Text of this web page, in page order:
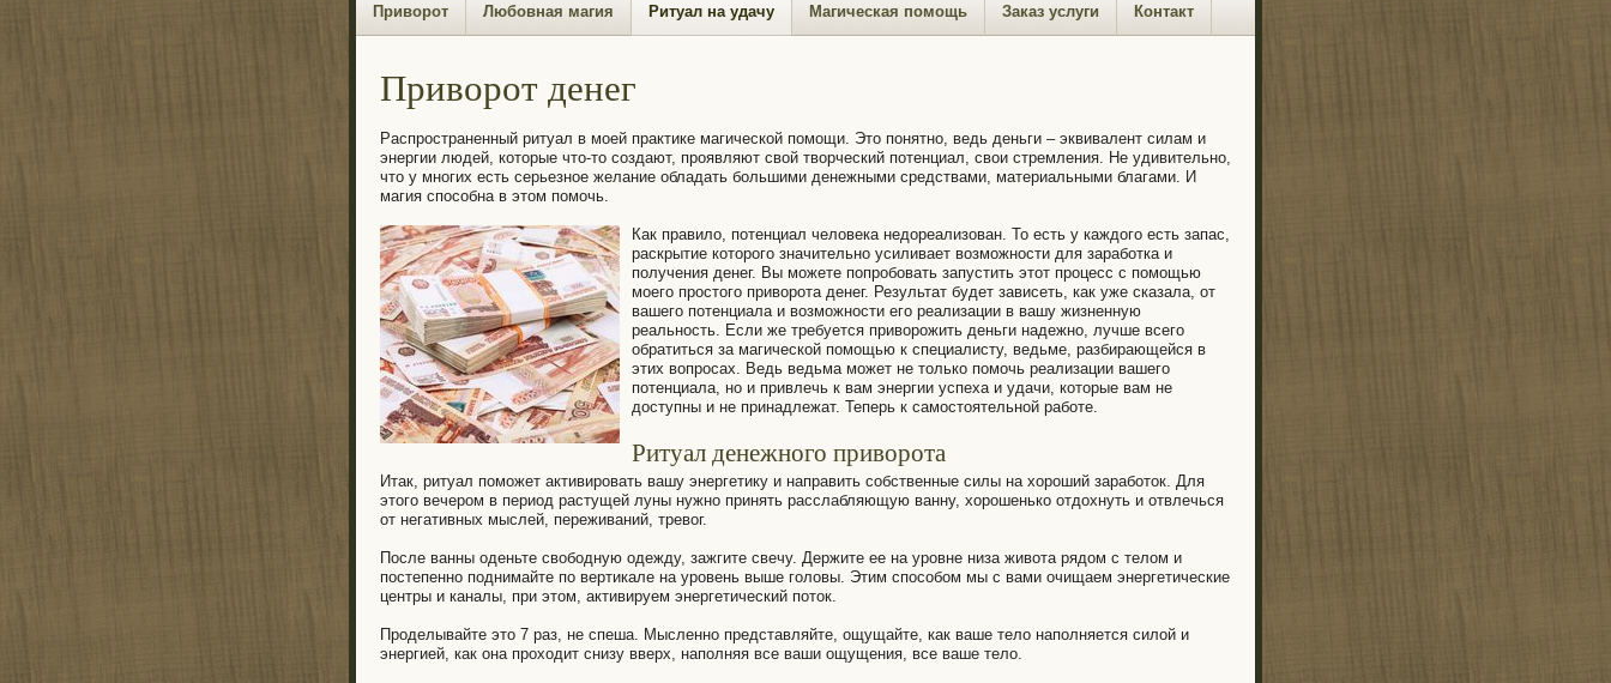
Приворот Любовная магия Ритуал на удачу Магическая помощь Заказ услуги Контакт
Приворот денег
Распространенный ритуал в моей практике магической помощи. Это понятно, ведь деньги – эквивалент силам и
энергии людей, которые что-то создают, проявляют свой творческий потенциал, свои стремления. Не удивительно,
что у многих есть серьезное желание обладать большими денежными средствами, материальными благами. И
магия способна в этом помочь.
Как правило, потенциал человека недореализован. То есть у каждого есть запас,
раскрытие которого значительно усиливает возможности для заработка и
получения денег. Вы можете попробовать запустить этот процесс с помощью
моего простого приворота денег. Результат будет зависеть, как уже сказала, от
вашего потенциала и возможности его реализации в вашу жизненную
реальность. Если же требуется приворожить деньги надежно, лучше всего
обратиться за магической помощью к специалисту, ведьме, разбирающейся в
этих вопросах. Ведь ведьма может не только помочь реализации вашего
потенциала, но и привлечь к вам энергии успеха и удачи, которые вам не
доступны и не принадлежат. Теперь к самостоятельной работе.
Ритуал денежного приворота
Итак, ритуал поможет активировать вашу энергетику и направить собственные силы на хороший заработок. Для
этого вечером в период растущей луны нужно принять расслабляющую ванну, хорошенько отдохнуть и отвлечься
от негативных мыслей, переживаний, тревог.
После ванны оденьте свободную одежду, зажгите свечу. Держите ее на уровне низа живота рядом с телом и
постепенно поднимайте по вертикале на уровень выше головы. Этим способом мы с вами очищаем энергетические
центры и каналы, при этом, активируем энергетический поток.
Проделывайте это 7 раз, не спеша. Мысленно представляйте, ощущайте, как ваше тело наполняется силой и
энергией, как она проходит снизу вверх, наполняя все ваши ощущения, все ваше тело.